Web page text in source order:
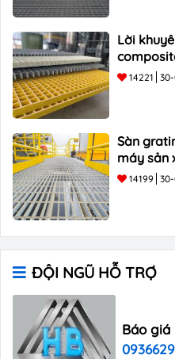
Lời
14221
Sàn
máy sản
14199
ĐỘI NGŨ HỖ TRỢ
Báo giá